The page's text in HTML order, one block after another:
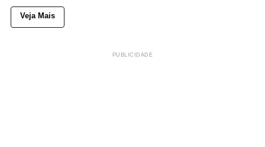
Veja Mais
PUBLICIDADE